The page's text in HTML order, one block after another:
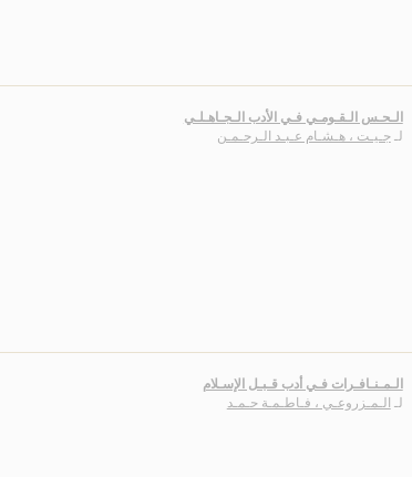
الـحـس الـقـومـي فـي الأدب الـجـاهـلـي
لـ جـيـت ، هـشـام عـبـد الـرحـمـن
الـمـنـافـرات فـي أدب قـبـل الإسـلام
لـ الـمـزروعـي ، فـاطـمـة حـمـد